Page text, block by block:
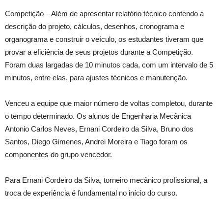
Competição – Além de apresentar relatório técnico contendo a
descrição do projeto, cálculos, desenhos, cronograma e
organograma e construir o veículo, os estudantes tiveram que
provar a eficiência de seus projetos durante a Competição.
Foram duas largadas de 10 minutos cada, com um intervalo de 5
minutos, entre elas, para ajustes técnicos e manutenção.
Venceu a equipe que maior número de voltas completou, durante
o tempo determinado. Os alunos de Engenharia Mecânica
Antonio Carlos Neves, Ernani Cordeiro da Silva, Bruno dos
Santos, Diego Gimenes, Andrei Moreira e Tiago foram os
componentes do grupo vencedor.
Para Ernani Cordeiro da Silva, torneiro mecânico profissional, a
troca de experiência é fundamental no início do curso.